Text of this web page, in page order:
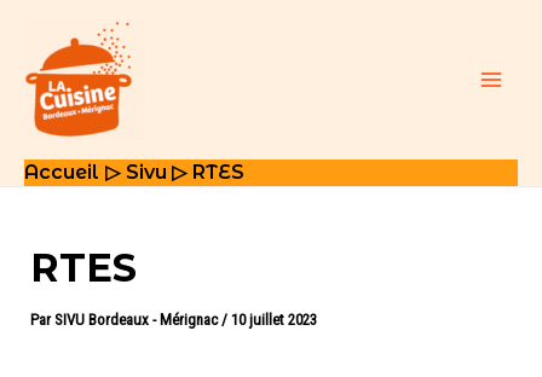
contenu
Menu
Accueil Sivu RTES
RTES
ParSIVU Bordeaux - Mérignac/ 10 juillet 2023